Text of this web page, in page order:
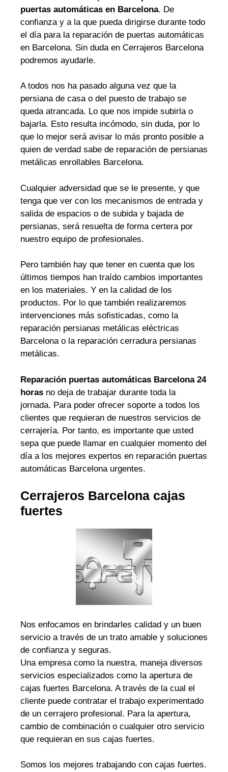
puertas automáticas en Barcelona. De
confianza y a la que pueda dirigirse durante todo
el día para la reparación de puertas automáticas
en Barcelona. Sin duda en Cerrajeros Barcelona
podremos ayudarle.
A todos nos ha pasado alguna vez que la
persiana de casa o del puesto de trabajo se
queda atrancada. Lo que nos impide subirla o
bajarla. Esto resulta incómodo, sin duda, por lo
que lo mejor será avisar lo más pronto posible a
quien de verdad sabe de reparación de persianas
metálicas enrollables Barcelona.
Cualquier adversidad que se le presente, y que
tenga que ver con los mecanismos de entrada y
salida de espacios o de subida y bajada de
persianas, será resuelta de forma certera por
nuestro equipo de profesionales.
Pero también hay que tener en cuenta que los
últimos tiempos han traído cambios importantes
en los materiales. Y en la calidad de los
productos. Por lo que también realizaremos
intervenciones más sofisticadas, como la
reparación persianas metálicas eléctricas
Barcelona o la reparación cerradura persianas
metálicas.
Reparación puertas automáticas Barcelona 24
horas no deja de trabajar durante toda la
jornada. Para poder ofrecer soporte a todos los
clientes que requieran de nuestros servicios de
cerrajería. Por tanto, es importante que usted
sepa que puede llamar en cualquier momento del
día a los mejores expertos en reparación puertas
automáticas Barcelona urgentes.
Cerrajeros Barcelona cajas
fuertes
Nos enfocamos en brindarles calidad y un buen
servicio a través de un trato amable y soluciones
de confianza y seguras.
Una empresa como la nuestra, maneja diversos
servicios especializados como la apertura de
cajas fuertes Barcelona. A través de la cual el
cliente puede contratar el trabajo experimentado
de un cerrajero profesional. Para la apertura,
cambio de combinación o cualquier otro servicio
que requieran en sus cajas fuertes.
Somos los mejores trabajando con cajas fuertes.